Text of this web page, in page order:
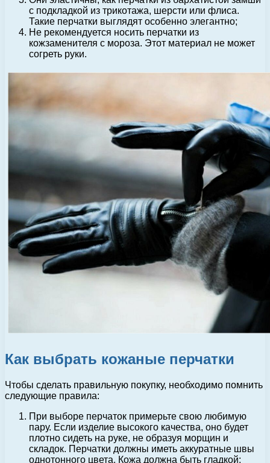
с подкладкой из трикотажа, шерсти или флиса.
Такие перчатки выглядят особенно элегантно;
Не рекомендуется носить перчатки из
кожзаменителя с мороза. Этот материал не может
согреть руки.
Как выбрать кожаные перчатки
Чтобы сделать правильную покупку, необходимо помнить
следующие правила:
При выборе перчаток примерьте свою любимую
пару. Если изделие высокого качества, оно будет
плотно сидеть на руке, не образуя морщин и
складок. Перчатки должны иметь аккуратные швы
однотонного цвета. Кожа должна быть гладкой;